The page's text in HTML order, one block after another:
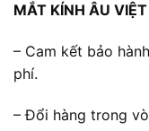
MẮT KÍNH ÂU VIỆT
– Cam kết bảo
phí.
– Đổi hàng trong